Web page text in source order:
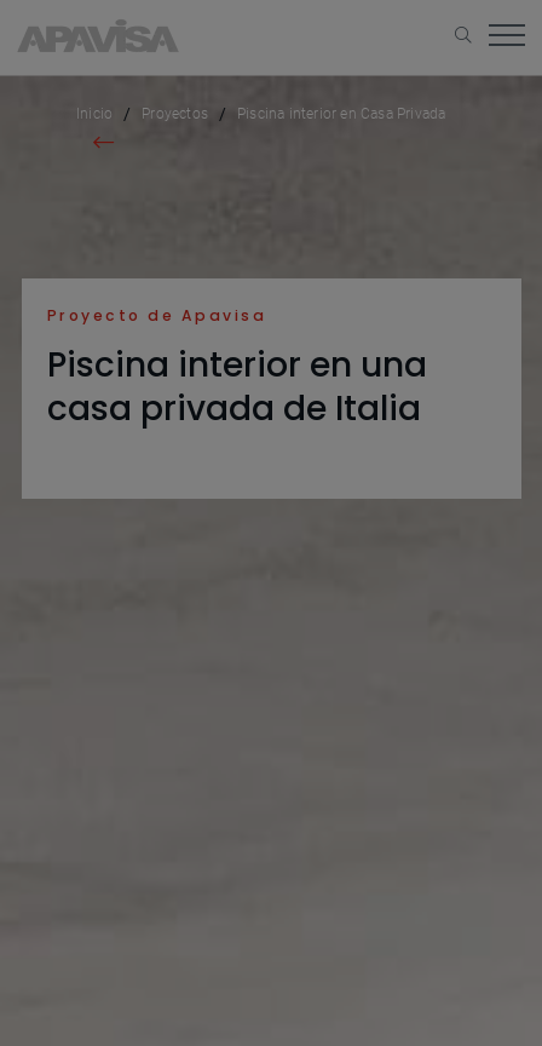
Inicio Proyectos Piscina interior en Casa Privada
Proyecto de Apavisa
Piscina interior en una
casa privada de Italia